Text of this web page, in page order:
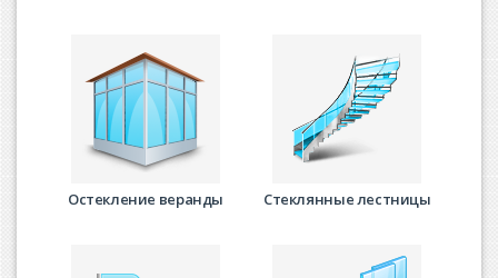
Остекление веранды Стеклянные лестницы